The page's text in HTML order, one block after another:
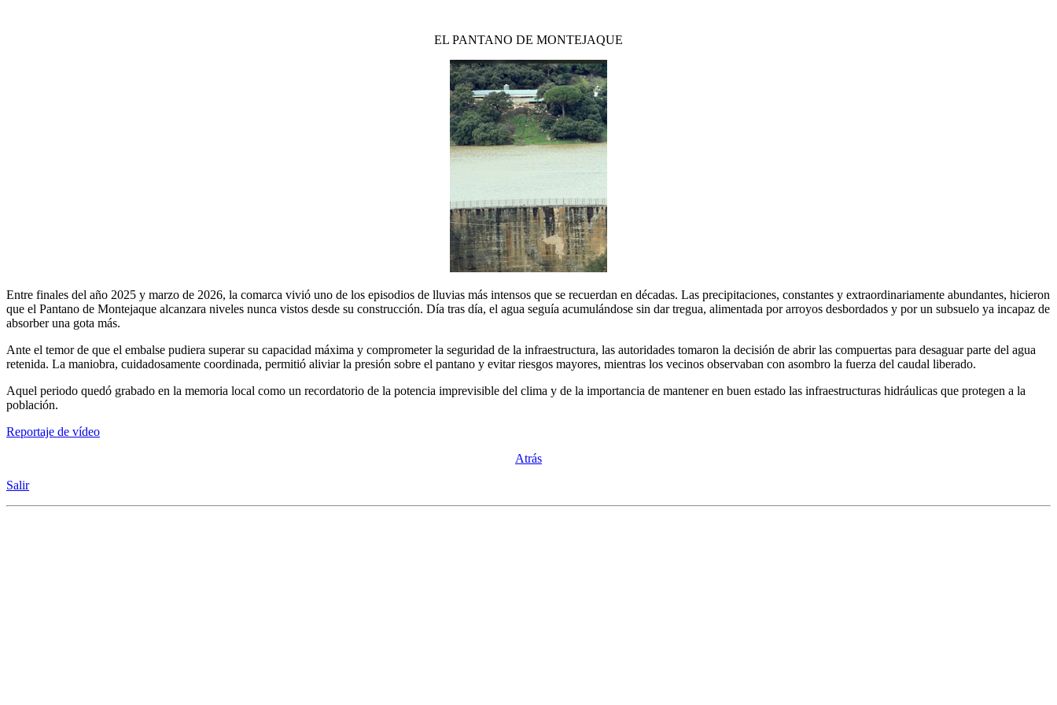
EL PANTANO DE MONTEJAQUE
Entre finales del año 2025 y marzo de 2026, la comarca vivió uno de los episodios de lluvias más intensos que se recuerdan en décadas. Las precipitaciones, constantes y extraordinariamente abundantes, hicieron
que el Pantano de Montejaque alcanzara niveles nunca vistos desde su construcción. Día tras día, el agua seguía acumulándose sin dar tregua, alimentada por arroyos desbordados y por un subsuelo ya incapaz de
absorber una gota más.
Ante el temor de que el embalse pudiera superar su capacidad máxima y comprometer la seguridad de la infraestructura, las autoridades tomaron la decisión de abrir las compuertas para desaguar parte del agua
retenida. La maniobra, cuidadosamente coordinada, permitió aliviar la presión sobre el pantano y evitar riesgos mayores, mientras los vecinos observaban con asombro la fuerza del caudal liberado.
Aquel periodo quedó grabado en la memoria local como un recordatorio de la potencia imprevisible del clima y de la importancia de mantener en buen estado las infraestructuras hidráulicas que protegen a la
población.
Reportaje de vídeo
Atrás
Salir